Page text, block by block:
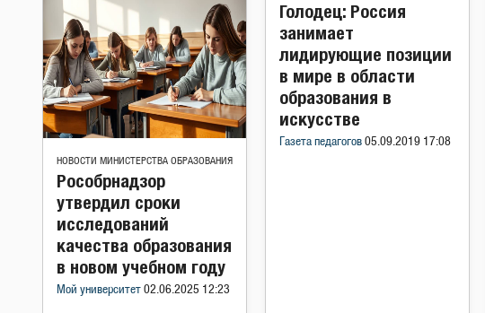
НОВОСТИ МИНИСТЕРСТВА ОБРАЗОВАНИЯ
Рособрнадзор
утвердил сроки
исследований
качества образования
в новом учебном году
Мой университет 02.06.2025 12:23
Голодец: Россия
занимает
лидирующие позиции
в мире в области
образования в
искусстве
Газета педагогов 05.09.2019 17:08